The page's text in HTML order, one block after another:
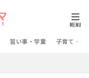
習い事・学童 子育て・教